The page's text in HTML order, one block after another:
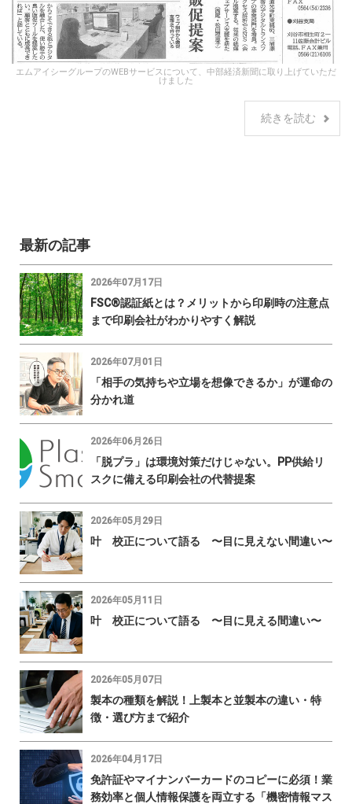
エムアイシーグループのWEBサービスについて、中部経済新聞に取り上げていただ
けました
続きを読む
最新の記事
2026年07月17日
FSC®認証紙とは？メリットから印刷時の注意点
まで印刷会社がわかりやすく解説
2026年07月01日
「相手の気持ちや立場を想像できるか」が運命の
分かれ道
2026年06月26日
「脱プラ」は環境対策だけじゃない。PP供給リ
スクに備える印刷会社の代替提案
2026年05月29日
叶 校正について語る 〜目に見えない間違い〜
2026年05月11日
叶 校正について語る 〜目に見える間違い〜
2026年05月07日
製本の種類を解説！上製本と並製本の違い・特
徴・選び方まで紹介
2026年04月17日
免許証やマイナンバーカードのコピーに必須！業
務効率と個人情報保護を両立する「機密情報マス